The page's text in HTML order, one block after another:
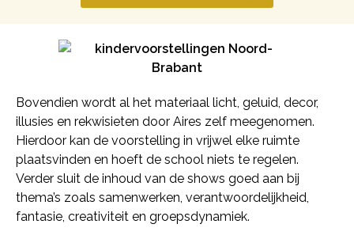
Bovendien wordt al het materiaal licht, geluid, decor,
illusies en rekwisieten door Aires zelf meegenomen.
Hierdoor kan de voorstelling in vrijwel elke ruimte
plaatsvinden en hoeft de school niets te regelen.
Verder sluit de inhoud van de shows goed aan bij
thema’s zoals samenwerken, verantwoordelijkheid,
fantasie, creativiteit en groepsdynamiek.